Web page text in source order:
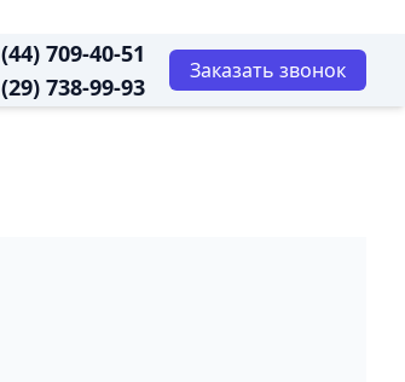
(44) 709-40-51
(29) 738-99-93
Заказать звонок